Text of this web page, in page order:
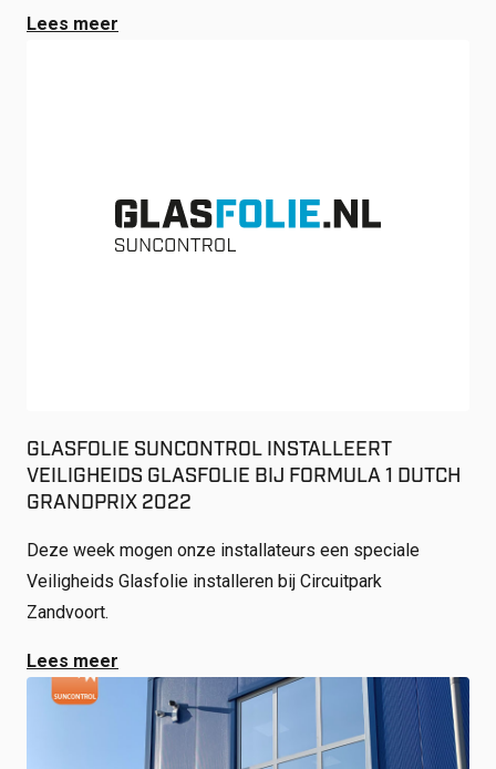
Lees meer
GLASFOLIE SUNCONTROL INSTALLEERT
VEILIGHEIDS GLASFOLIE BIJ FORMULA 1 DUTCH
GRANDPRIX 2022
Deze week mogen onze installateurs een speciale
Veiligheids Glasfolie installeren bij Circuitpark
Zandvoort.
Lees meer